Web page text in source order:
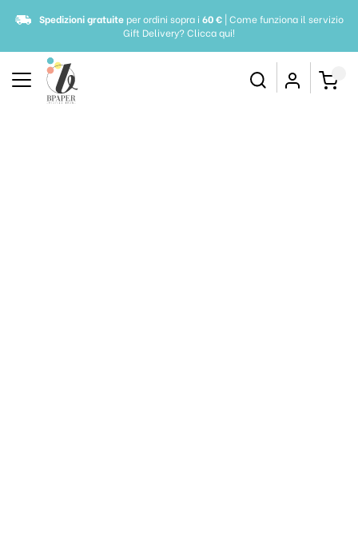
Spedizioni gratuiteper ordini sopra i 60 €| Come funziona il servizio
Gift Delivery?Clicca qui!